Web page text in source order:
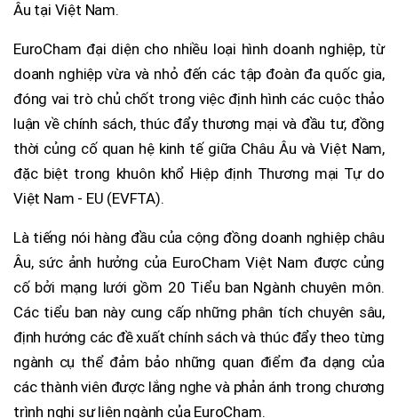
Âu tại Việt Nam.
EuroCham đại diện cho nhiều loại hình doanh nghiệp, từ
doanh nghiệp vừa và nhỏ đến các tập đoàn đa quốc gia,
đóng vai trò chủ chốt trong việc định hình các cuộc thảo
luận về chính sách, thúc đẩy thương mại và đầu tư, đồng
thời củng cố quan hệ kinh tế giữa Châu Âu và Việt Nam,
đặc biệt trong khuôn khổ Hiệp định Thương mại Tự do
Việt Nam - EU (EVFTA).
Là tiếng nói hàng đầu của cộng đồng doanh nghiệp châu
Âu, sức ảnh hưởng của EuroCham Việt Nam được củng
cố bởi mạng lưới gồm 20 Tiểu ban Ngành chuyên môn.
Các tiểu ban này cung cấp những phân tích chuyên sâu,
định hướng các đề xuất chính sách và thúc đẩy theo từng
ngành cụ thể đảm bảo những quan điểm đa dạng của
các thành viên được lắng nghe và phản ánh trong chương
trình nghị sự liên ngành của EuroCham.